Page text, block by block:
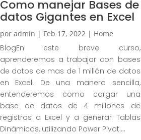
Como manejar Bases de
datos Gigantes en Excel
por admin | Feb 17, 2022| Home
BlogEn este breve curso,
aprenderemos a trabajar con bases
de datos de mas de 1 millón de datos
en Excel. De una manera sencilla,
entenderemos como cargar una
base de datos de 4 millones de
registros a Excel y a generar Tablas
Dinámicas, utilizando Power Pivot....